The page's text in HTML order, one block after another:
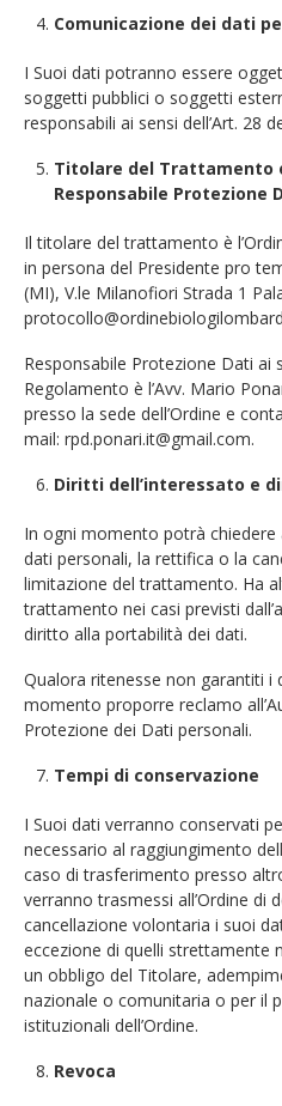
Comunicazione dei dati
I Suoi dati potranno essere
soggetti pubblici o soggetti
responsabili ai sensi dell’Art. 28
Titolare del Trattamento
Responsabile Protezione
Il titolare del trattamento è
in persona del Presidente pro
(MI), V.le Milanofiori Strada 1
Responsabile Protezione Dati ai
Regolamento è l’Avv. Mario
presso la sede dell’Ordine e
mail: rpd.ponari.it@gmail.com.
Diritti dell’interessato e
In ogni momento potrà chiedere
dati personali, la rettifica o la
limitazione del trattamento. Ha
trattamento nei casi previsti
diritto alla portabilità dei dati.
Qualora ritenesse non garantiti i
momento proporre reclamo
Protezione dei Dati personali.
Tempi di conservazione
I Suoi dati verranno conservati
necessario al raggiungimento
caso di trasferimento presso
verranno trasmessi all’Ordine di
cancellazione volontaria i suoi
eccezione di quelli strettamente
un obbligo del Titolare,
nazionale o comunitaria o per il
istituzionali dell’Ordine.
Revoca